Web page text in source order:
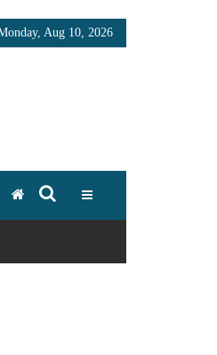
Aug 10, 2026